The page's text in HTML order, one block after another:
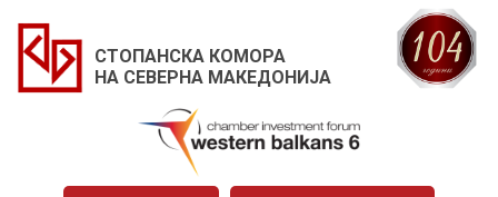
СТОПАНСКА КОМОРА
НА СЕВЕРНА МАКЕДОНИЈА